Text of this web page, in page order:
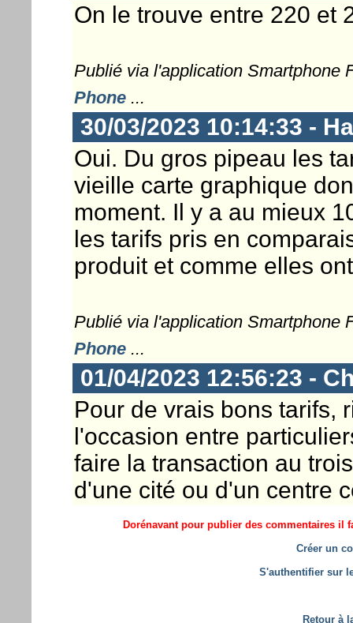
On le trouve entre 220 et
Publié via l'application Smartphone
Phone...
30/03/2023 10:14:33 -
Oui. Du gros pipeau les
vieille carte graphique
moment. Il y a au mieux
les tarifs pris en
produit et comme elles
Publié via l'application Smartphone
Phone...
01/04/2023 12:56:23 -
Pour de vrais bons tarifs,
l'occasion entre
faire la transaction au
d'une cité ou d'un centre
Dorénavant pour publier des commentaires il
Créer un
S'authentifier sur
Retour à